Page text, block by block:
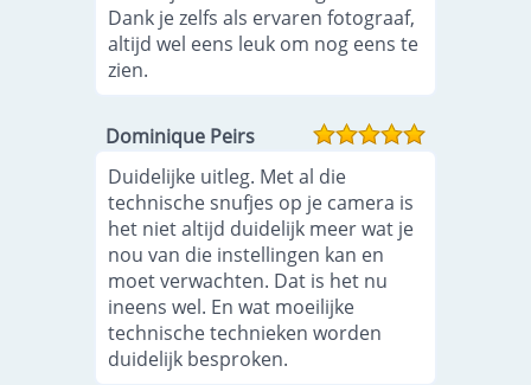
Dank je zelfs als ervaren fotograaf,
altijd wel eens leuk om nog eens te
zien.
Dominique Peirs
Duidelijke uitleg. Met al die
technische snufjes op je camera is
het niet altijd duidelijk meer wat je
nou van die instellingen kan en
moet verwachten. Dat is het nu
ineens wel. En wat moeilijke
technische technieken worden
duidelijk besproken.